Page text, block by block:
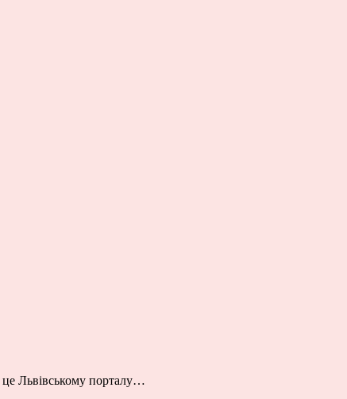
це Львівському порталу…